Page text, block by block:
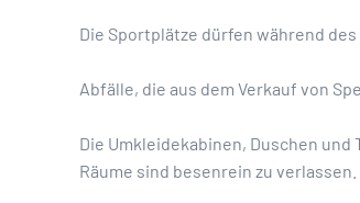
Die Sportplätze dürfen während
Abfälle, die aus dem Verkauf von
Die Umkleidekabinen, Duschen
Räume sind besenrein zu verlassen.